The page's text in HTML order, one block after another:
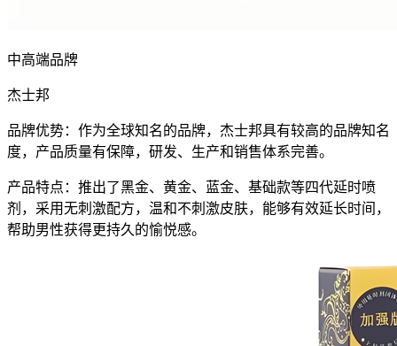
中高端品牌
杰士邦
品牌优势：作为全球知名的品牌，杰士邦具有较高的品牌知名
度，产品质量有保障，研发、生产和销售体系完善。
产品特点：推出了黑金、黄金、蓝金、基础款等四代延时喷
剂，采用无刺激配方，温和不刺激皮肤，能够有效延长时间，
帮助男性获得更持久的愉悦感。